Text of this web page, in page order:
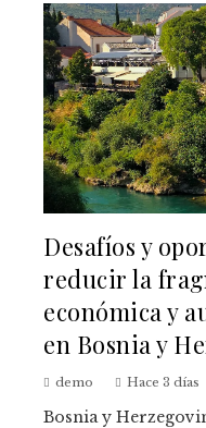
Desafíos y
reducir la
económica y
en Bosnia y
demo Hace 3 días
Bosnia y